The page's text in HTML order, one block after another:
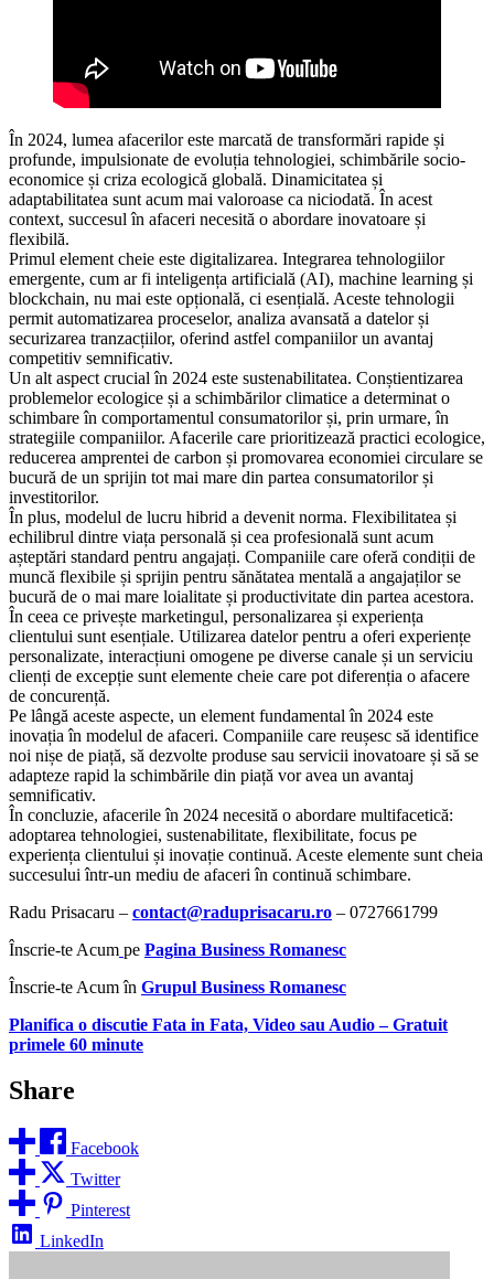
În 2024, lumea afacerilor este marcată de transformări rapide și
profunde, impulsionate de evoluția tehnologiei, schimbările socio-
economice și criza ecologică globală. Dinamicitatea și
adaptabilitatea sunt acum mai valoroase ca niciodată. În acest
context, succesul în afaceri necesită o abordare inovatoare și
flexibilă.
Primul element cheie este digitalizarea. Integrarea tehnologiilor
emergente, cum ar fi inteligența artificială (AI), machine learning și
blockchain, nu mai este opțională, ci esențială. Aceste tehnologii
permit automatizarea proceselor, analiza avansată a datelor și
securizarea tranzacțiilor, oferind astfel companiilor un avantaj
competitiv semnificativ.
Un alt aspect crucial în 2024 este sustenabilitatea. Conștientizarea
problemelor ecologice și a schimbărilor climatice a determinat o
schimbare în comportamentul consumatorilor și, prin urmare, în
strategiile companiilor. Afacerile care prioritizează practici ecologice,
reducerea amprentei de carbon și promovarea economiei circulare se
bucură de un sprijin tot mai mare din partea consumatorilor și
investitorilor.
În plus, modelul de lucru hibrid a devenit norma. Flexibilitatea și
echilibrul dintre viața personală și cea profesională sunt acum
așteptări standard pentru angajați. Companiile care oferă condiții de
muncă flexibile și sprijin pentru sănătatea mentală a angajaților se
bucură de o mai mare loialitate și productivitate din partea acestora.
În ceea ce privește marketingul, personalizarea și experiența
clientului sunt esențiale. Utilizarea datelor pentru a oferi experiențe
personalizate, interacțiuni omogene pe diverse canale și un serviciu
clienți de excepție sunt elemente cheie care pot diferenția o afacere
de concurență.
Pe lângă aceste aspecte, un element fundamental în 2024 este
inovația în modelul de afaceri. Companiile care reușesc să identifice
noi nișe de piață, să dezvolte produse sau servicii inovatoare și să se
adapteze rapid la schimbările din piață vor avea un avantaj
semnificativ.
În concluzie, afacerile în 2024 necesită o abordare multifacetică:
adoptarea tehnologiei, sustenabilitate, flexibilitate, focus pe
experiența clientului și inovație continuă. Aceste elemente sunt cheia
succesului într-un mediu de afaceri în continuă schimbare.
Radu Prisacaru – contact@raduprisacaru.ro – 0727661799
Înscrie-te Acum pe Pagina Business Romanesc
Înscrie-te Acum în Grupul Business Romanesc
Planifica o discutie Fata in Fata, Video sau Audio–Gratuit
primele 60 minute
Share
Facebook
Twitter
Pinterest
LinkedIn